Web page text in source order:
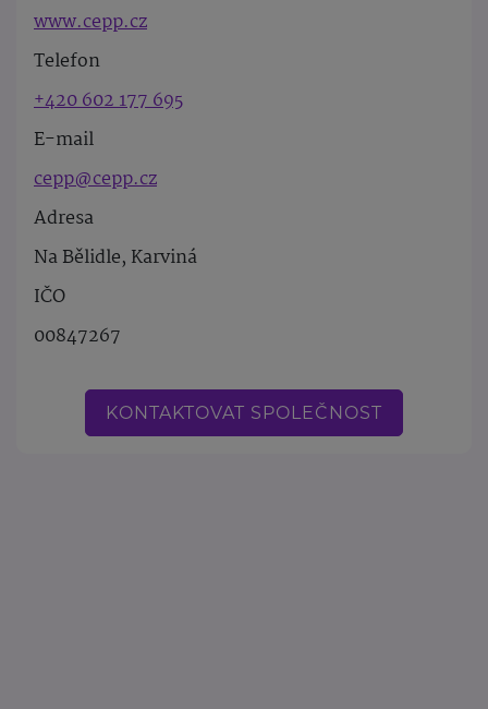
www.cepp.cz
Telefon
+420 602 177 695
E-mail
cepp@cepp.cz
Adresa
Na Bělidle, Karviná
IČO
00847267
KONTAKTOVAT SPOLEČNOST